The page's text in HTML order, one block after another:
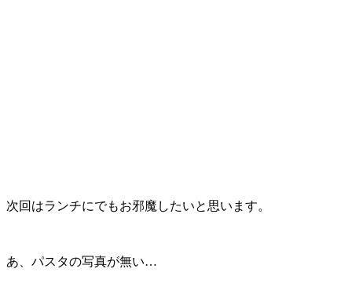
次回はランチにでもお邪魔したいと思います。
あ、パスタの写真が無い…